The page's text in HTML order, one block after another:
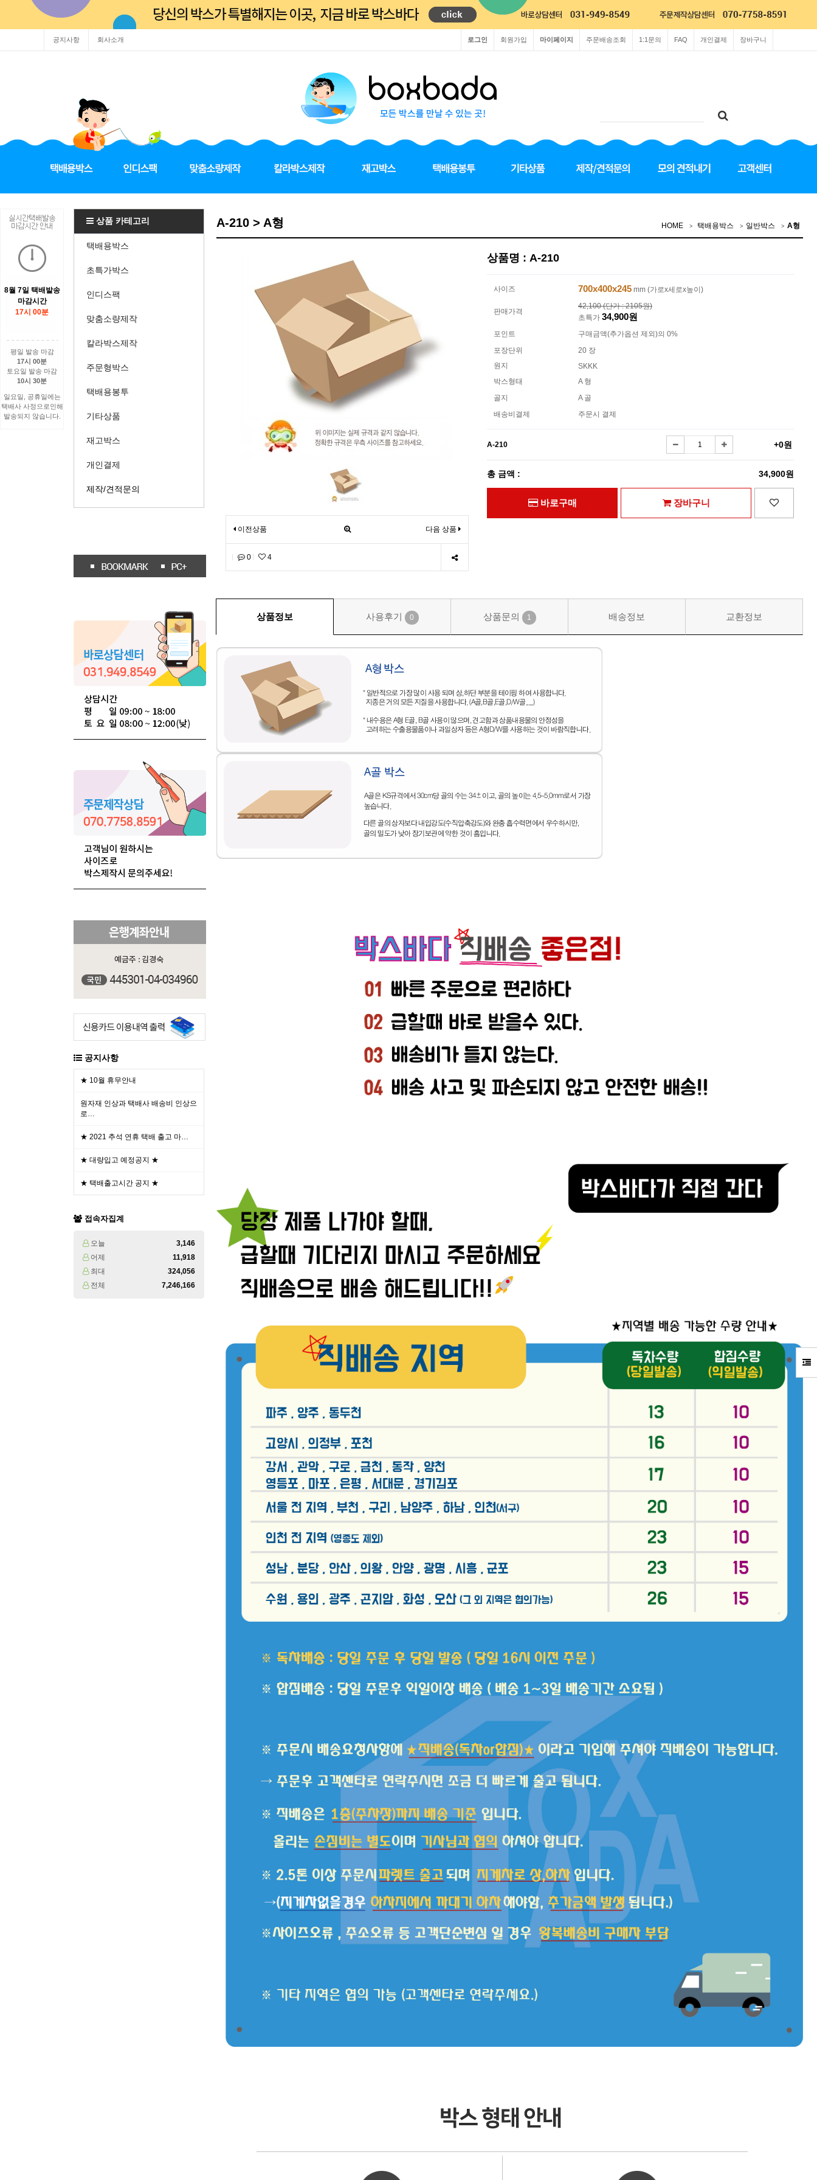
공지사항 회사소개 장바구니
개인결제
FAQ
1:1문의
주문배송조회
마이페이지
회원가입
로그인
8월 7일 택배발송
마감시간
17시 00분
평일 발송 마감
17시 00분
토요일 발송 마감
10시 30분
일요일, 공휴일에는
택배사 사정으로인해
발송되지 않습니다.
상품 카테고리
택배용박스
초특가박스
인디스팩
맞춤소량제작
칼라박스제작
주문형박스
택배용봉투
기타상품
재고박스
개인결제
제작/견적문의
공지사항
★ 10월 휴무안내
원자재 인상과 택배사 배송비 인상으
로…
★ 2021 추석 연휴 택배 출고 마…
★ 대량입고 예정공지 ★
★ 택배출고시간 공지 ★
접속자집계
오늘
3,146
어제
11,918
최대
324,056
전체
7,246,166
A-210 > A형 HOME 택배용박스 일반박스 A형
이전상품 다음 상품
0 4
상품명 : A-210
사이즈 700x400x245 mm (가로x세로x높이)
판매가격
42,100 (단가 : 2105원)
초특가 34,900원
포인트
구매금액(추가옵션 제외)의 0%
포장단위
20 장
원지
SKKK
박스형태
A 형
골지
A 골
배송비결제
주문시 결제
A-210 +0원
총 금액 : 34,900원
바로구매 장바구니
상품정보 사용후기 0 상품문의 1 배송정보 교환정보